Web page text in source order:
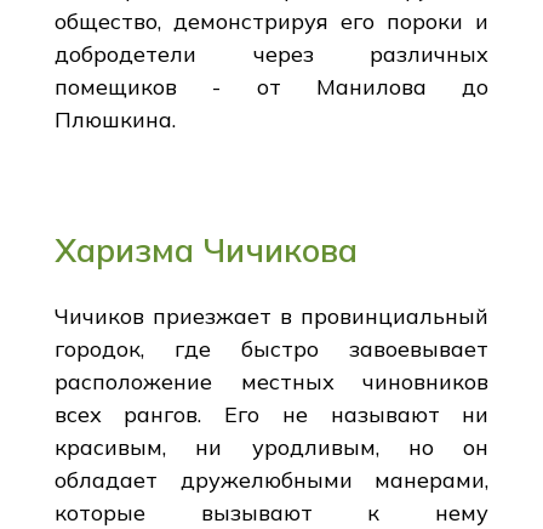
общество, демонстрируя его пороки и
добродетели через различных
помещиков - от Манилова до
Плюшкина.
Харизма Чичикова
Чичиков приезжает в провинциальный
городок, где быстро завоевывает
расположение местных чиновников
всех рангов. Его не называют ни
красивым, ни уродливым, но он
обладает дружелюбными манерами,
которые вызывают к нему